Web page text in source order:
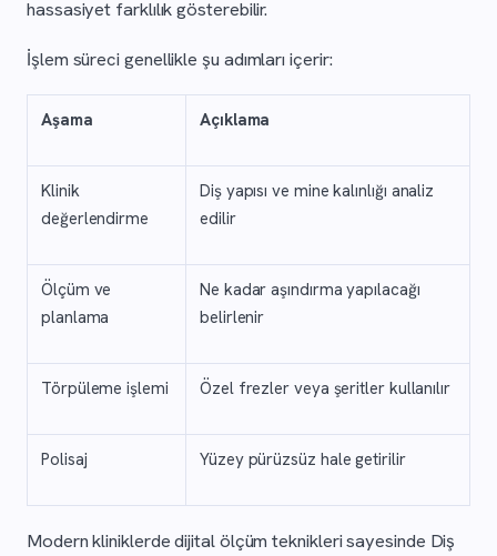
hassasiyet farklılık gösterebilir.
İşlem süreci genellikle şu adımları içerir:
Aşama Açıklama
Klinik
değerlendirme
Diş yapısı ve mine kalınlığı analiz
edilir
Ölçüm ve
planlama
Ne kadar aşındırma yapılacağı
belirlenir
Törpüleme işlemi Özel frezler veya şeritler kullanılır
Polisaj Yüzey pürüzsüz hale getirilir
Modern kliniklerde dijital ölçüm teknikleri sayesinde Diş